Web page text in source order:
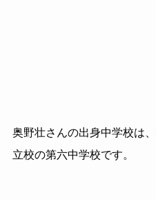
奥野壮さんの出身中学校は
立校の第六中学校です。